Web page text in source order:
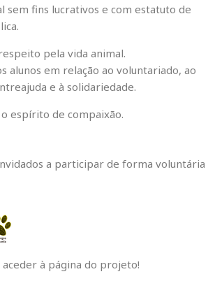
sem fins lucrativos e com estatuto de
pela vida animal.
alunos em relação ao voluntariado, ao
e à solidariedade.
espírito de compaixão.
a participar de forma voluntária
aceder à página do projeto!